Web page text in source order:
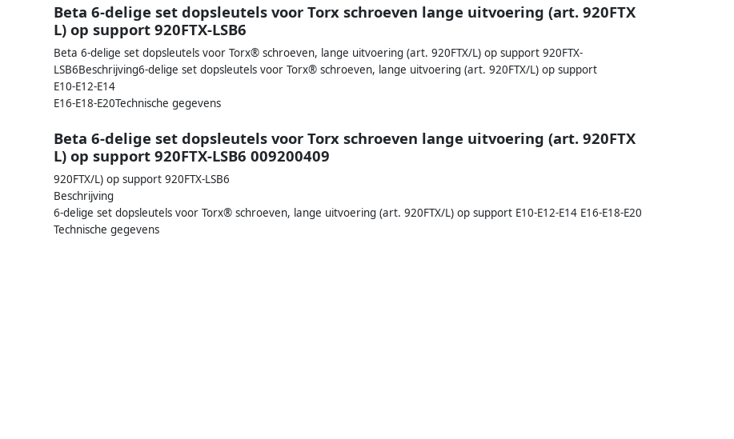
Beta 6-delige set dopsleutels voor Torx schroeven lange uitvoering (art. 920FTX
L) op support 920FTX-LSB6
Beta 6-delige set dopsleutels voor Torx® schroeven, lange uitvoering (art. 920FTX/L) op support 920FTX-
LSB6Beschrijving6-delige set dopsleutels voor Torx® schroeven, lange uitvoering (art. 920FTX/L) op support
E10-E12-E14
E16-E18-E20Technische gegevens
Beta 6-delige set dopsleutels voor Torx schroeven lange uitvoering (art. 920FTX
L) op support 920FTX-LSB6 009200409
920FTX/L) op support 920FTX-LSB6
Beschrijving
6-delige set dopsleutels voor Torx® schroeven, lange uitvoering (art. 920FTX/L) op support E10-E12-E14 E16-E18-E20
Technische gegevens